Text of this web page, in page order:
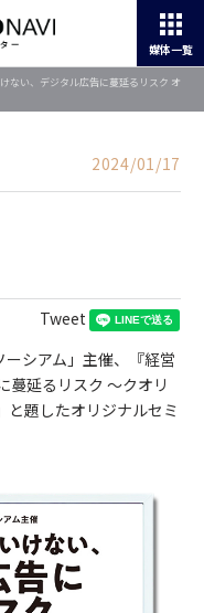
媒体一覧
ない、デジタル広告に蔓延るリスク オ
2024/01/17
Tweet
シアム」主催、『経営
蔓延るリスク ～クオリ
と題したオリジナルセミ